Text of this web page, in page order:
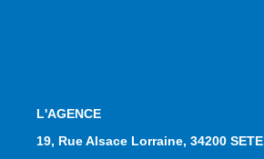
CONTACT
L'AGENCE
19, Rue Alsace Lorraine, 34200 SETE